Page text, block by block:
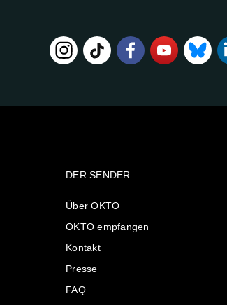
DER SENDER
Über OKTO
OKTO empfangen
Kontakt
Presse
FAQ